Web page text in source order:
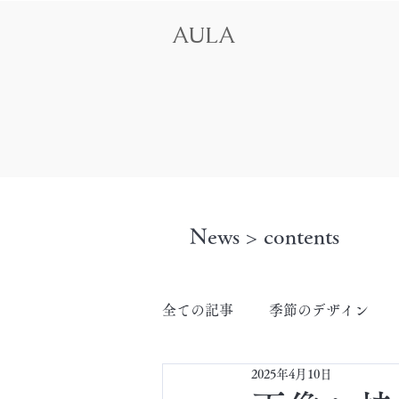
AULA
News > contents
全ての記事 季節のデザイン
2025年4月10日